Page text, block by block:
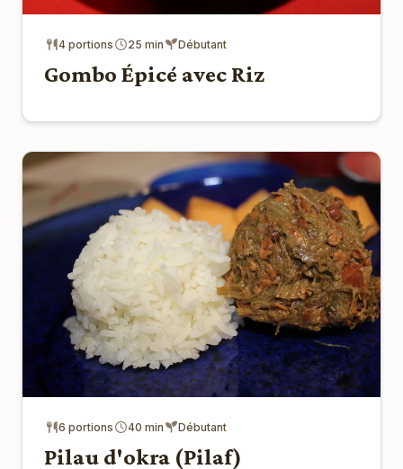
4 portions 25 min Débutant
Gombo Épicé avec Riz
6 portions 40 min Débutant
Pilau d'okra (Pilaf)